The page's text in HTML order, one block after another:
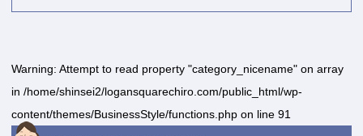
Warning: Attempt to read property "category_nicename" on array
in /home/shinsei2/logansquarechiro.com/public_html/wp-
content/themes/BusinessStyle/functions.php on line 91